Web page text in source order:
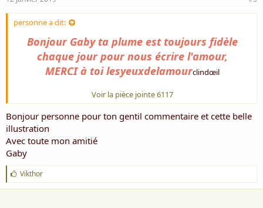
personne a dit:
Bonjour Gaby ta plume est toujours fidèle
chaque jour pour nous écrire l'amour,
MERCI à toi lesyeuxdelamourclindœil​
Voir la pièce jointe 6117
Bonjour personne pour ton gentil commentaire et cette belle
illustration
Avec toute mon amitié
Gaby
J
'
a
Vikthor